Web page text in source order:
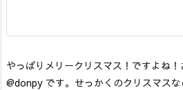
やっぱりメリークリスマス！ですよね！
@donpy です。 せっかくのクリスマス